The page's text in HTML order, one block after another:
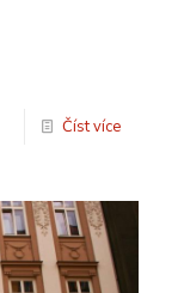
Číst více